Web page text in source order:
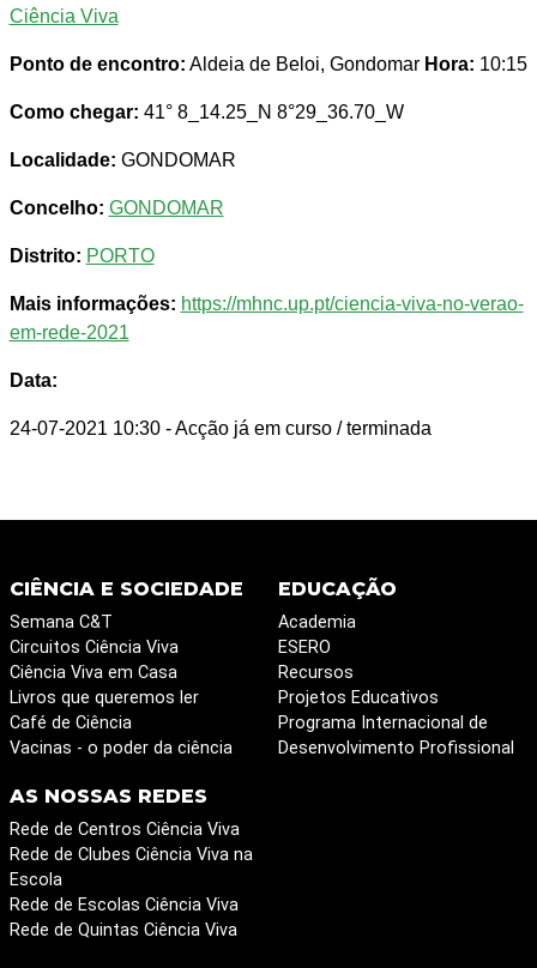
Ciência Viva
Ponto de encontro: Aldeia de Beloi, Gondomar Hora: 10:15
Como chegar: 41° 8_14.25_N 8°29_36.70_W
Localidade: GONDOMAR
Concelho: GONDOMAR
Distrito: PORTO
Mais informações: https://mhnc.up.pt/ciencia-viva-no-verao-
em-rede-2021
Data:
24-07-2021 10:30 - Acção já em curso / terminada
CIÊNCIA E SOCIEDADE
Semana C&T
Circuitos Ciência Viva
Ciência Viva em Casa
Livros que queremos ler
Café de Ciência
Vacinas - o poder da ciência
EDUCAÇÃO
Academia
ESERO
Recursos
Projetos Educativos
Programa Internacional de
Desenvolvimento Profissional
AS NOSSAS REDES
Rede de Centros Ciência Viva
Rede de Clubes Ciência Viva na
Escola
Rede de Escolas Ciência Viva
Rede de Quintas Ciência Viva